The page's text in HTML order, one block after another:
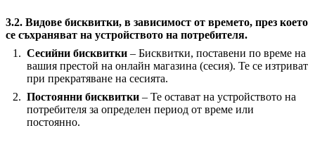
3.2. Видове бисквитки, в зависимост от времето, през което
се съхраняват на устройството на потребителя.
Сесийни бисквитки– Бисквитки, поставени по време на
вашия престой на онлайн магазина (сесия). Те се изтриват
при прекратяване на сесията.
Постоянни бисквитки– Те остават на устройството на
потребителя за определен период от време или
постоянно.